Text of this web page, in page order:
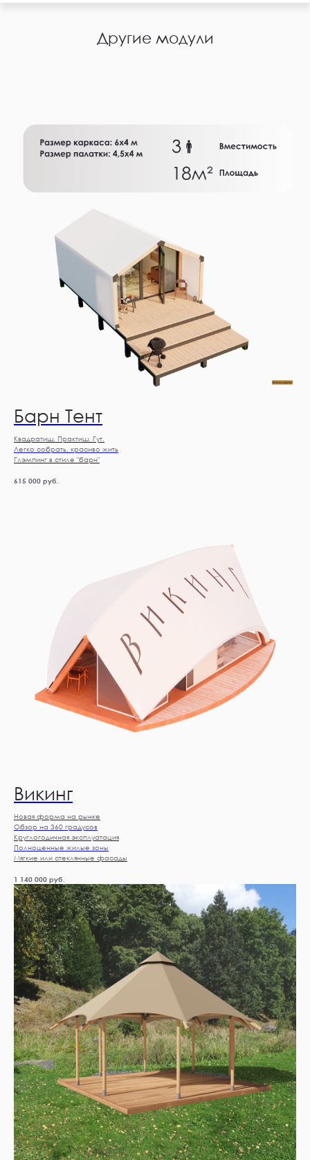
Другие модули
Барн Тент
Квадратиш. Практиш. Гут.
Легко собрать, красиво жить
Глэмпинг в стиле "барн"
615 000 руб.
Викинг
Новая форма на рынке
Обзор на 360 градусов
Круглогодичная эксплуатация
Полноценные жилые зоны
Мягкие или стеклянные фасады
1 140 000 руб.